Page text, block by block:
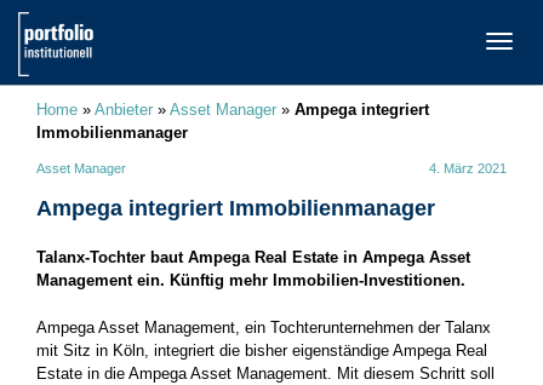
Home » Anbieter » Asset Manager » Ampega integriert
Immobilienmanager
Asset Manager 4. März 2021
Ampega integriert Immobilienmanager
Talanx-Tochter baut Ampega Real Estate in Ampega Asset
Management ein. Künftig mehr Immobilien-Investitionen.
Ampega Asset Management, ein Tochterunternehmen der Talanx
mit Sitz in Köln, integriert die bisher eigenständige Ampega Real
Estate in die Ampega Asset Management. Mit diesem Schritt soll